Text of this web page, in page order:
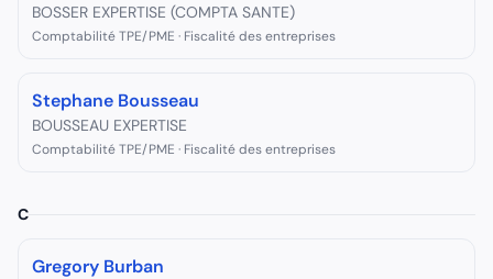
BOSSER EXPERTISE (COMPTA SANTE)
Comptabilité TPE/PME · Fiscalité des entreprises
Stephane Bousseau
BOUSSEAU EXPERTISE
Comptabilité TPE/PME · Fiscalité des entreprises
C
Gregory Burban